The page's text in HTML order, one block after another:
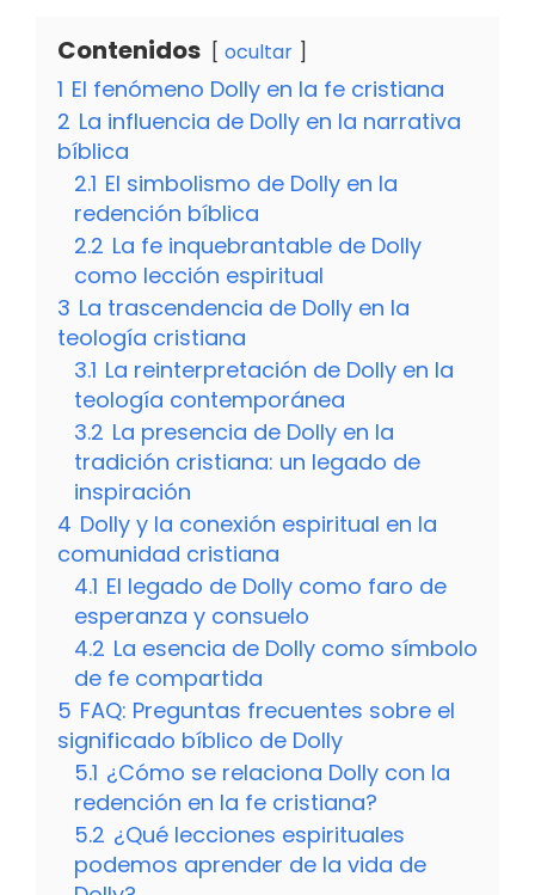
Contenidos ocultar
1 El fenómeno Dolly en la fe cristiana
2 La influencia de Dolly en la narrativa
bíblica
2.1 El simbolismo de Dolly en la
redención bíblica
2.2 La fe inquebrantable de Dolly
como lección espiritual
3 La trascendencia de Dolly en la
teología cristiana
3.1 La reinterpretación de Dolly en la
teología contemporánea
3.2 La presencia de Dolly en la
tradición cristiana: un legado de
inspiración
4 Dolly y la conexión espiritual en la
comunidad cristiana
4.1 El legado de Dolly como faro de
esperanza y consuelo
4.2 La esencia de Dolly como símbolo
de fe compartida
5 FAQ: Preguntas frecuentes sobre el
significado bíblico de Dolly
5.1 ¿Cómo se relaciona Dolly con la
redención en la fe cristiana?
5.2 ¿Qué lecciones espirituales
podemos aprender de la vida de